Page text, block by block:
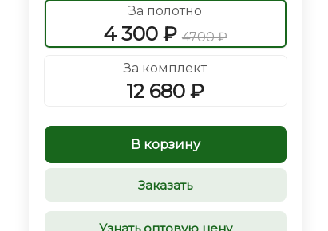
За полотно
4 300 ₽ 4700 ₽
За комплект
12 680 ₽
В корзину
Заказать
Узнать оптовую цену